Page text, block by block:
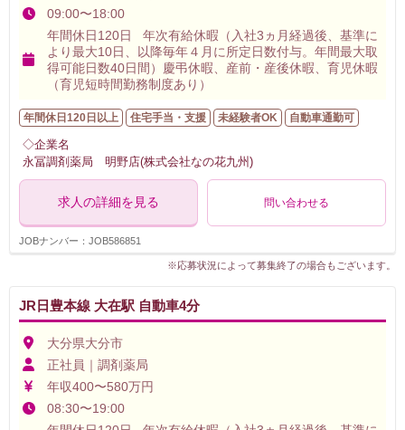
09:00〜18:00
年間休日120日 年次有給休暇（入社3ヵ月経過後、基準に
より最大10日、以降毎年４月に所定日数付与。年間最大取
得可能日数40日間）慶弔休暇、産前・産後休暇、育児休暇
（育児短時間勤務制度あり）
年間休日120日以上 住宅手当・支援 未経験者OK 自動車通勤可
◇企業名
永冨調剤薬局 明野店(株式会社なの花九州)
求人の詳細を見る 問い合わせる
JOBナンバー：JOB586851
※応募状況によって募集終了の場合もございます。
JR日豊本線 大在駅 自動車4分
大分県大分市
正社員｜調剤薬局
年収400〜580万円
08:30〜19:00